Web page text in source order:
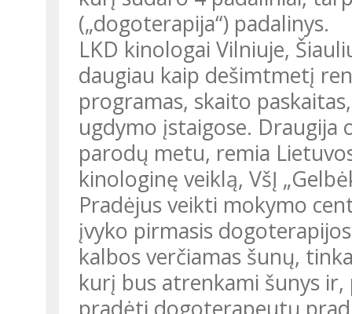
(„dogoterapija“) padalinys.
LKD kinologai Vilniuje, Šiauliuose, Plungėje, Kaune ir kitur jau
daugiau kaip dešimtmetį
programas, skaito
ugdymo įstaigose. Draugija
parodų metu, remia
kinologinę veiklą, VšĮ
Pradėjus veikti mokymo
įvyko pirmasis
kalbos verčiamas šunų,
kurį bus atrenkami šunys
pradėti dogoterapeutų